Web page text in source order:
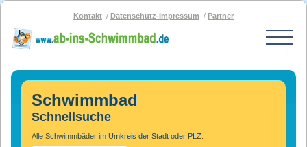
Kontakt Datenschutz-Impressum Partner
Start
Schwimmbad-Karte
Bäder nach PLZ
Bäder nach Stadt
Schwimmbad
Schnellsuche
Alle Schwimmbäder im Umkreis der Stadt oder PLZ: